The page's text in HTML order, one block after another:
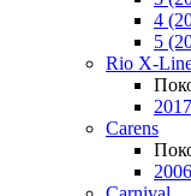
4
5
Rio X-
Carens